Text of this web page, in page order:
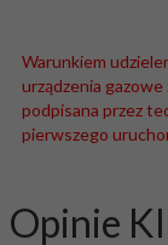
Warunkiem
urządzenia
podpisana przez
pierwszego
Opinie